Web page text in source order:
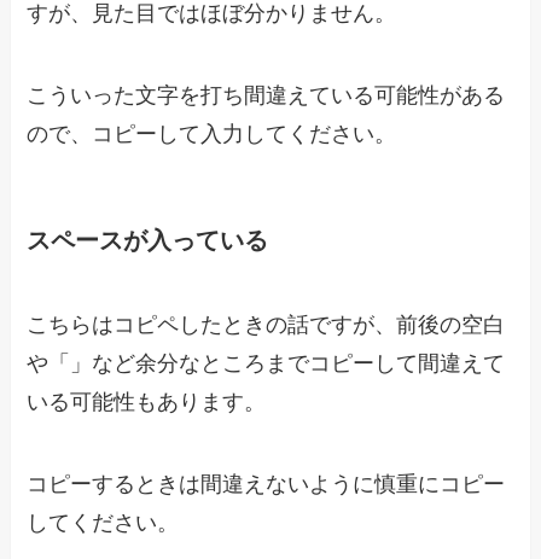
すが、見た目ではほぼ分かりません。
こういった文字を打ち間違えている可能性がある
ので、コピーして入力してください。
スペースが入っている
こちらはコピペしたときの話ですが、前後の空白
や「」など余分なところまでコピーして間違えて
いる可能性もあります。
コピーするときは間違えないように慎重にコピー
してください。